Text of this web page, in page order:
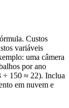
Custos
variáveis
uma câmera
por ano
÷ 150 ≈ 22). Inclua
em nuvem e